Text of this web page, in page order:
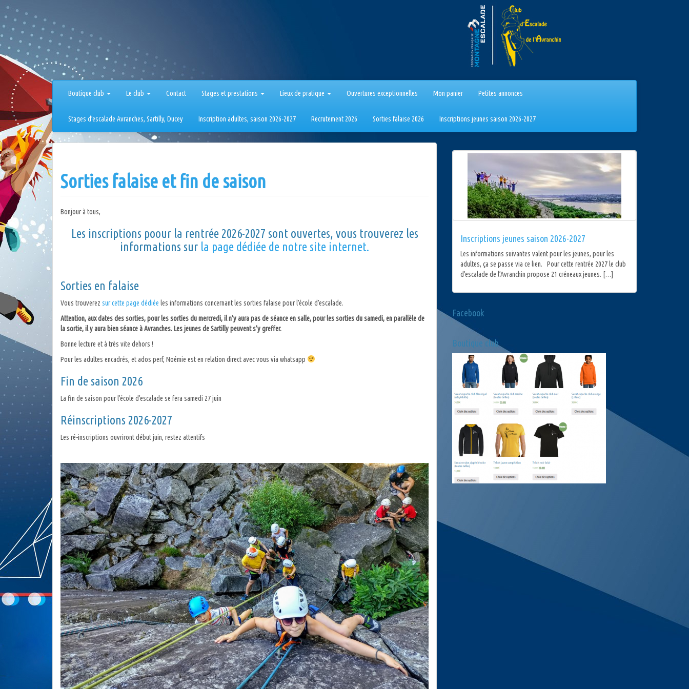
Aller
au
contenu
Boutique club Le club Contact Stages et prestations Lieux de pratique Ouvertures exceptionnelles Mon panier Petites annonces
Stages d’escalade Avranches, Sartilly, Ducey Inscription adultes, saison 2026-2027 Recrutement 2026 Sorties falaise 2026 Inscriptions jeunes saison 2026-2027
Sorties falaise et fin de saison
Bonjour à tous,
Les inscriptions poour la rentrée 2026-2027 sont ouvertes, vous trouverez les
informations sur la page dédiée de notre site internet.
Sorties en falaise
Vous trouverez sur cette page dédiée les informations concernant les sorties falaise pour l’école d’escalade.
Attention, aux dates des sorties, pour les sorties du mercredi, il n’y aura pas de séance en salle, pour les sorties du samedi, en parallèle de
la sortie, il y aura bien séance à Avranches. Les jeunes de Sartilly peuvent s’y greffer.
Bonne lecture et à très vite dehors !
Pour les adultes encadrés, et ados perf, Noémie est en relation direct avec vous via whatsapp
Fin de saison 2026
La fin de saison pour l’école d’escalade se fera samedi 27 juin
Réinscriptions 2026-2027
Les ré-inscriptions ouvriront début juin, restez attentifs
Inscriptions jeunes saison 2026-2027
Les informations suivantes valent pour les jeunes, pour les
adultes, ça se passe via ce lien. Pour cette rentrée 2027 le club
d’escalade de l’Avranchin propose 21 créneaux jeunes. […]
Facebook
Boutique club